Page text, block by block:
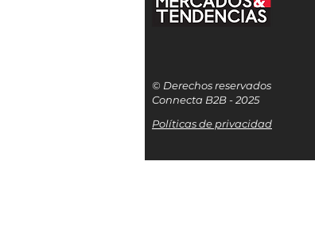
© Derechos reservados
Connecta B2B - 2025
Políticas de privacidad